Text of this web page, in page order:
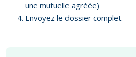
une mutuelle agréée)
Envoyez le dossier complet.